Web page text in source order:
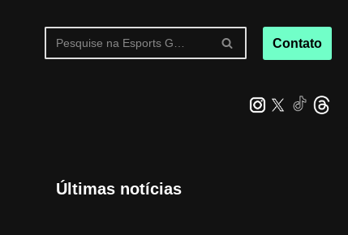
Contato
Últimas notícias